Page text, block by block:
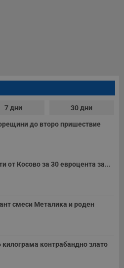
7 дни 30 дни
до второ пришествие
от Косово за 30 евроцента за...
смеси Металика и роден
килограма контрабандно злато